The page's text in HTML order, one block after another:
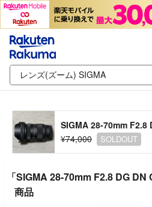
SIGMA 28-70mm
¥74,000
SOLDOUT
「SIGMA 28-70mm F2.8 DG
商品